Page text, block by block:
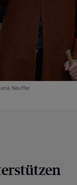
Neuffer